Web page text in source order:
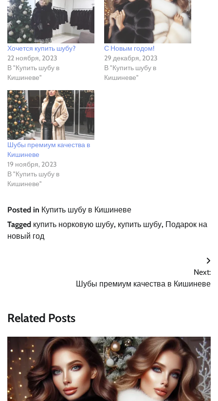
Хочется купить шубу?
22 ноября, 2023
В "Купить шубу в
Кишиневе"
С Новым годом!
29 декабря, 2023
В "Купить шубу в
Кишиневе"
Шубы премиум качества в
Кишиневе
19 ноября, 2023
В "Купить шубу в
Кишиневе"
Posted in Купить шубу в Кишиневе
Tagged купить норковую шубу, купить шубу, Подарок на
новый год
Next:
Шубы премиум качества в Кишиневе
Related Posts